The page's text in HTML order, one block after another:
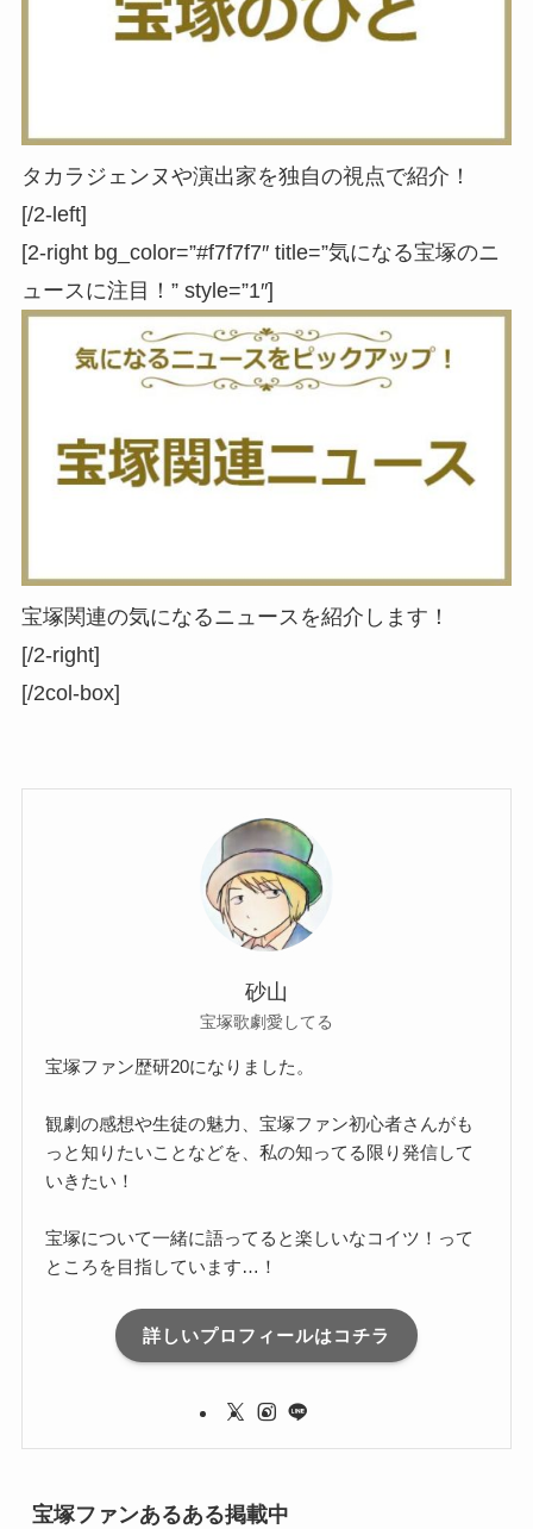
タカラジェンヌや演出家を独自の視点で紹介！
[/2-left]
[2-right bg_color=”#f7f7f7″ title=”気になる宝塚のニ
ュースに注目！” style=”1″]
宝塚関連の気になるニュースを紹介します！
[/2-right]
[/2col-box]
砂山
宝塚歌劇愛してる
宝塚ファン歴研20になりました。
観劇の感想や生徒の魅力、宝塚ファン初心者さんがも
っと知りたいことなどを、私の知ってる限り発信して
いきたい！
宝塚について一緒に語ってると楽しいなコイツ！って
ところを目指しています…！
詳しいプロフィールはコチラ
宝塚ファンあるある掲載中